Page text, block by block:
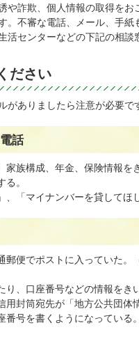
詐欺、個人情報の取得をお
。不審な電話、メール、手
活センターなどの下記の相談
ださい
ありましたら注意が必要で
話
族構成、年金、保険情報を
。
、「マイナンバーを貸してほ
郵便でポストに入っていた
、口座番号などの情報をき
封筒宛先が「地方公共団体
番号を書くようになっている